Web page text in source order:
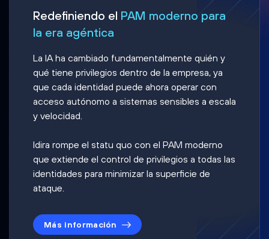
Redefiniendo el PAM moderno para
la era agéntica
La IA ha cambiado fundamentalmente quién y
qué tiene privilegios dentro de la empresa, ya
que cada identidad puede ahora operar con
acceso autónomo a sistemas sensibles a escala
y velocidad.
Idira rompe el statu quo con el PAM moderno
que extiende el control de privilegios a todas las
identidades para minimizar la superficie de
ataque.
Más información